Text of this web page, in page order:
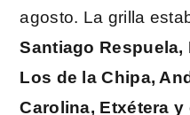
agosto. La grilla
Santiago
Los de la Chipa,
Carolina, Etxétera y